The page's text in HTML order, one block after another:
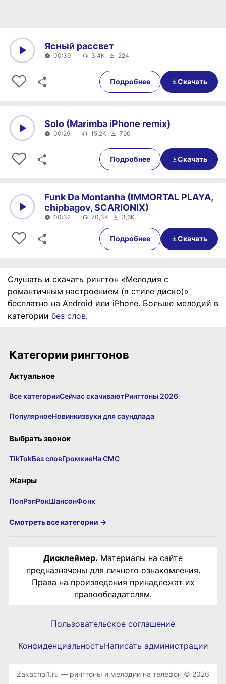
00:39
Ясный рассвет
00:39 3,4K 224
Подробнее Скачать
00:29
Solo (Marimba iPhone remix)
00:29 15,2K 790
Подробнее Скачать
00:32
Funk Da Montanha (IMMORTAL PLAYA,
chipbagov, SCARIONIX)
00:32 70,3K 3,6K
Подробнее Скачать
Слушать и скачать рингтон «Мелодия с
романтичным настроением (в стиле диско)»
бесплатно на Android или iPhone. Больше мелодий в
категории без слов.
Категории рингтонов
Актуальное
Все категорииСейчас скачиваютРингтоны 2026
ПопулярноеНовинкизвуки для саундпада
Выбрать звонок
TikTokБез словГромкиеНа СМС
Жанры
ПопРэпРокШансонФонк
Смотреть все категории →
Дисклеймер. Материалы на сайте
предназначены для личного ознакомления.
Права на произведения принадлежат их
правообладателям.
Пользовательское соглашение
КонфиденциальностьНаписать администрации
Zakachai1.ru — рингтоны и мелодии на телефон © 2026